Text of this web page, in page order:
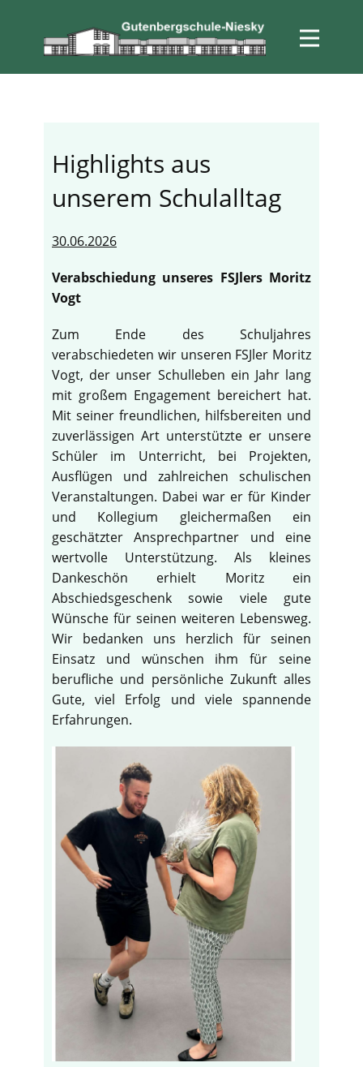
Highlights aus
unserem Schulalltag
30.06.2026
Verabschiedung unseres FSJlers Moritz
Vogt
Zum Ende des Schuljahres
verabschiedeten wir unseren FSJler Moritz
Vogt, der unser Schulleben ein Jahr lang
mit großem Engagement bereichert hat.
Mit seiner freundlichen, hilfsbereiten und
zuverlässigen Art unterstützte er unsere
Schüler im Unterricht, bei Projekten,
Ausflügen und zahlreichen schulischen
Veranstaltungen. Dabei war er für Kinder
und Kollegium gleichermaßen ein
geschätzter Ansprechpartner und eine
wertvolle Unterstützung. Als kleines
Dankeschön erhielt Moritz ein
Abschiedsgeschenk sowie viele gute
Wünsche für seinen weiteren Lebensweg.
Wir bedanken uns herzlich für seinen
Einsatz und wünschen ihm für seine
berufliche und persönliche Zukunft alles
Gute, viel Erfolg und viele spannende
Erfahrungen.